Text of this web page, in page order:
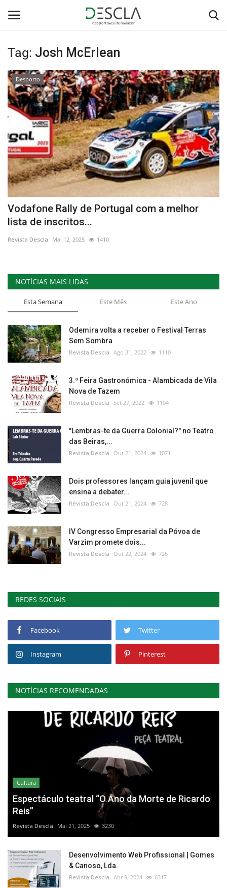
Login Registar
Home
...by Descla
Desporto
Contactos
Sobre Nós
Educação
Estatuto Editorial
Saúde
Ficha técnica
Cultura
Lazer
Ambiente
Tag: Josh McErlean
Desporto
Vodafone Rally de Portugal com a melhor
lista de inscritos...
Revista Descla Mai 12, 2025 1410
NOTÍCIAS MAIS LIDAS
Esta Semana Este Mês Este Ano
Odemira volta a receber o Festival Terras
Sem Sombra
Revista Descla Ago 31, 2022 1110
3.ª Feira Gastronómica - Alambicada de Vila
Nova de Tazem
Revista Descla Set 27, 2022 1104
"Lembras-te da Guerra Colonial?" no Teatro
das Beiras,...
Revista Descla Out 21, 2024 1071
Dois professores lançam guia juvenil que
ensina a debater...
Revista Descla Out 21, 2024 728
IV Congresso Empresarial da Póvoa de
Varzim promete dois...
Revista Descla Out 22, 2024 726
REDES SOCIAIS
Facebook Twitter
Instagram Pinterest
NOTÍCIAS RECOMENDADAS
Cultura
Espectáculo teatral “O Ano da Morte de Ricardo
Reis”
Revista Descla Mai 21, 2025 3230
Desenvolvimento Web Profissional | Gomes
& Canoso, Lda.
Revista Descla Abr 9, 2024 6317